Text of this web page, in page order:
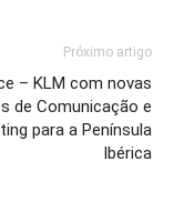
Próximo artigo
– KLM com novas
de Comunicação e
para a Península
Ibérica